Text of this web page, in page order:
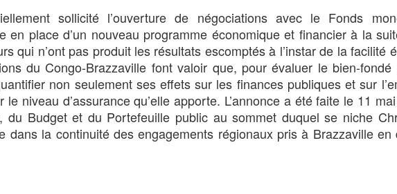
sollicité l’ouverture de négociations avec le Fonds
en place d’un nouveau programme économique et financier à la
qui n’ont pas produit les résultats escomptés à l’instar de la facilité
du Congo-Brazzaville font valoir que, pour évaluer le bien-fondé
non seulement ses effets sur les finances publiques et sur
niveau d’assurance qu’elle apporte. L’annonce a été faite le 11
du Budget et du Portefeuille public au sommet duquel se niche
dans la continuité des engagements régionaux pris à Brazzaville en